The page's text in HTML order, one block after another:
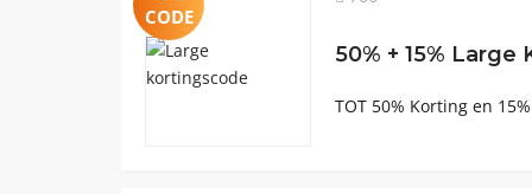
CODE
50% + 15%
TOT 50% Korting en